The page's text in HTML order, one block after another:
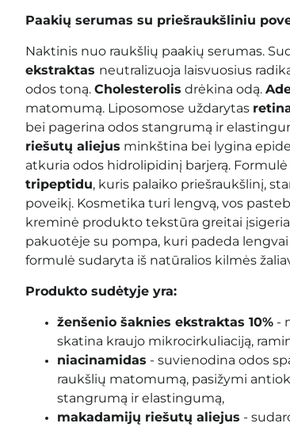
Paakių serumas su priešraukšliniu
Naktinis nuo raukšlių paakių serumas.
ekstraktas neutralizuoja laisvuosius
odos toną. Cholesterolis drėkina odą.
matomumą. Liposomose uždarytas
bei pagerina odos stangrumą ir
riešutų aliejus minkština bei lygina
atkuria odos hidrolipidinį barjerą.
tripeptidu, kuris palaiko priešraukšlinį,
poveikį. Kosmetika turi lengvą, vos
kreminė produkto tekstūra greitai įsigeria
pakuotėje su pompa, kuri padeda
formulė sudaryta iš natūralios kilmės
Produkto sudėtyje yra:
ženšenio šaknies ekstraktas 10% -
skatina kraujo mikrocirkuliaciją,
niacinamidas - suvienodina odos
raukšlių matomumą, pasižymi
stangrumą ir elastingumą,
makadamijų riešutų aliejus -